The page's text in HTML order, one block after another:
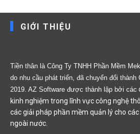
GIỚI THIỆU
Tiền thân là Công Ty TNHH Phần Mềm
do nhu cầu phát triển, đã chuyển đổi thành
2019. AZ Software được thành lập bởi các
kinh nghiệm trong lĩnh vực công nghệ
các giải pháp phần mềm quản lý cho
ngoài nước.